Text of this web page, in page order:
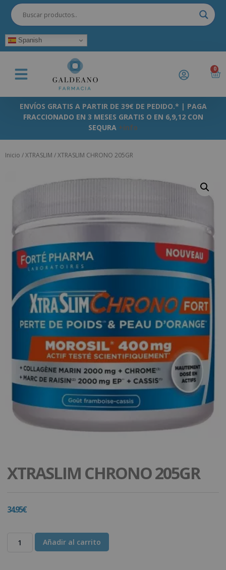
Spanish
0
ENVÍOS GRATIS A PARTIR DE 39€ DE PEDIDO.* | PAGA
FRACCIONADO EN 3 MESES GRATIS O EN 6,9,12 CON
SEQURA +info
Inicio /XTRASLIM / XTRASLIM CHRONO 205GR
XTRASLIM CHRONO 205GR
34.95€
Añadir al carrito